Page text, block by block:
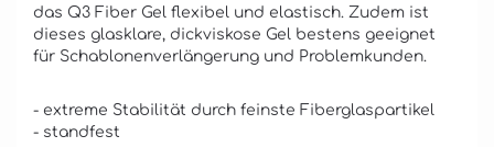
das Q3 Fiber Gel flexibel und elastisch. Zudem ist
dieses glasklare, dickviskose Gel bestens geeignet
für Schablonenverlängerung und Problemkunden.
- extreme Stabilität durch feinste Fiberglaspartikel
- standfest